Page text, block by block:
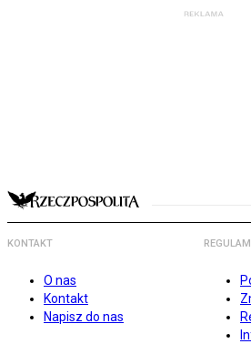
KONTAKT
O nas
Kontakt
Napisz do nas